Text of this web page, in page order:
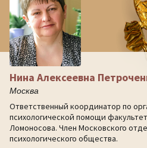
Нина Алексеевна
Москва
Ответственный координатор по
психологической помощи
Ломоносова. Член Московского
психологического общества.